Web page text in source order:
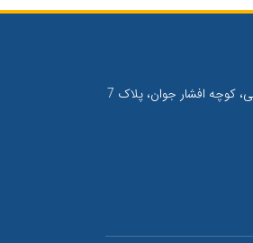
کوچه افشار جوان، پلاک 7